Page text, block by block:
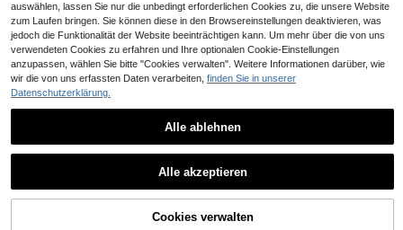
JETZT EINKAUFEN
auswählen, lassen Sie nur die unbedingt erforderlichen Cookies zu, die unsere Website
zum Laufen bringen. Sie können diese in den Browsereinstellungen deaktivieren, was
jedoch die Funktionalität der Website beeinträchtigen kann. Um mehr über die von uns
verwendeten Cookies zu erfahren und Ihre optionalen Cookie-Einstellungen
anzupassen, wählen Sie bitte "Cookies verwalten". Weitere Informationen darüber, wie
wir die von uns erfassten Daten verarbeiten, finden Sie in unserer
Datenschutzerklärung.
Alle ablehnen
Alle akzeptieren
Cookies verwalten